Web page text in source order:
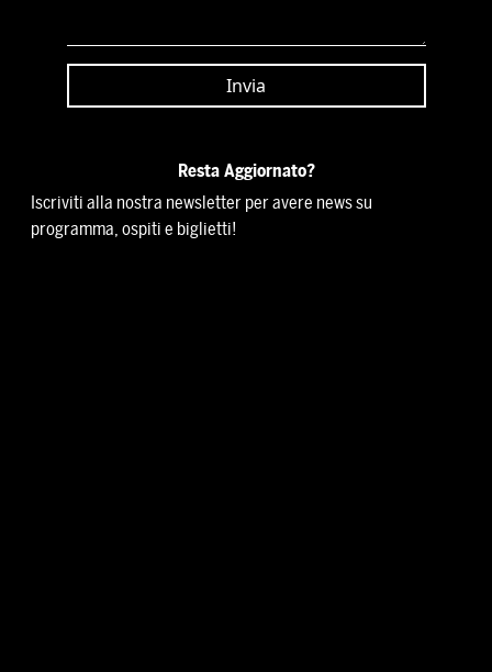
Resta Aggiornato?
Iscriviti alla nostra newsletter per avere news su
programma, ospiti e biglietti!